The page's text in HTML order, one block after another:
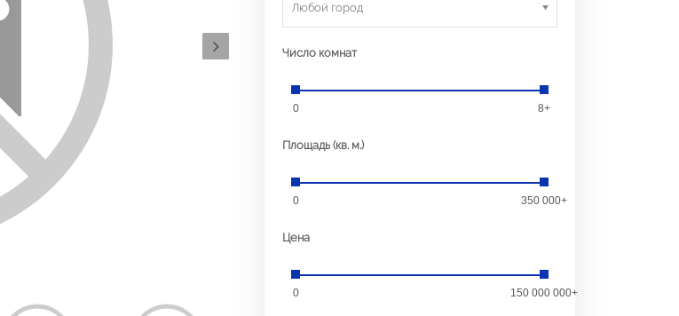
Любой город
Число комнат
0 8+
Площадь (кв. м.)
0 350 000+
Цена
0 150 000 000+